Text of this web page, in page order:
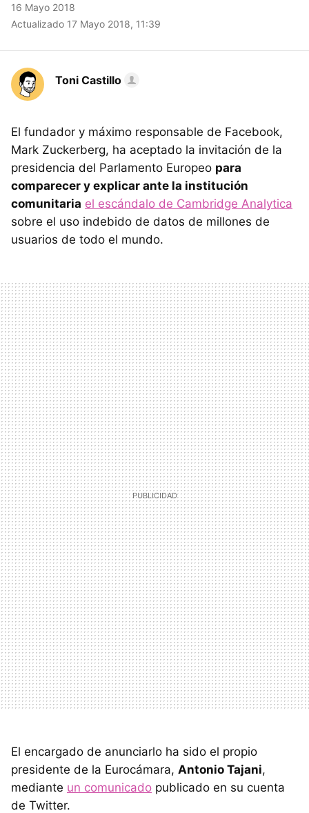
16 Mayo 2018
Actualizado 17 Mayo 2018, 11:39
Toni Castillo
El fundador y máximo responsable de Facebook,
Mark Zuckerberg, ha aceptado la invitación de la
presidencia del Parlamento Europeo para
comparecer y explicar ante la institución
comunitaria el escándalo de Cambridge Analytica
sobre el uso indebido de datos de millones de
usuarios de todo el mundo.
El encargado de anunciarlo ha sido el propio
presidente de la Eurocámara, Antonio Tajani,
mediante un comunicado publicado en su cuenta
de Twitter.